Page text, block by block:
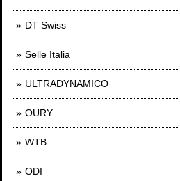
DT Swiss
Selle Italia
ULTRADYNAMICO
OURY
WTB
ODI